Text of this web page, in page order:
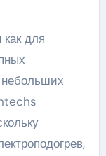
для
небольших